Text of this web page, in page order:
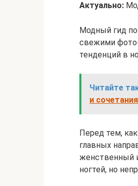
Актуально:
Модный гид по
свежими
тенденций в
Читайте
и сочетания
Перед тем,
главных
женственный
ногтей, но